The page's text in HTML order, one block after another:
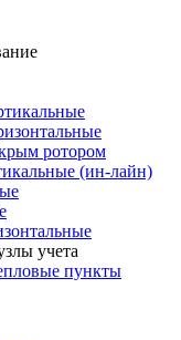
ротором
(ин-лайн)
учета
пункты